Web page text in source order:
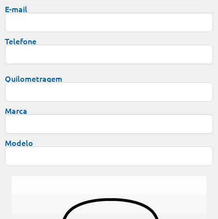
E-mail
Telefone
Quilometragem
Marca
Modelo